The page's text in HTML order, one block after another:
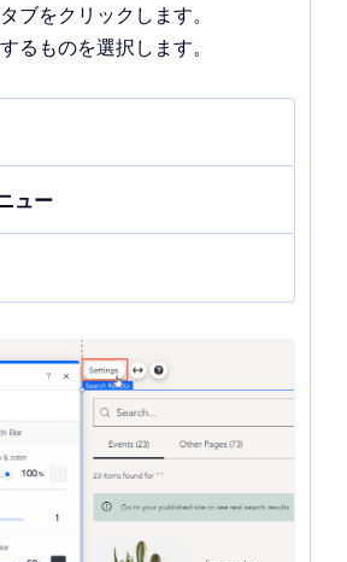
タブをクリックします。
るものを選択します。
ジの検索バーをカスタマイズ
バーを使用すると、訪問者は
ロールすることなく、素早く
をクリックし、以下のオプシ
マイズします：
明度・色：カラーボックス
クして検索バーの背景色を選
ライダーをドラッグして不透
整します。
：スライダーをドラッグし
の太さを調整します。
明度・色
：カラーボックス
ュー
イト内のどこにあったか
、ストア）を表示する検索結
カスタマイズします。
」をクリックし、以下
を使用してカスタマイズしま
フォント・色：カラーボック
ックしてテキストの色を選択
ストフィールドをクリックし
ト、サイズ、書式を調整しま
結果セクションのリストをカ
」をクリックし、以下のオプシ
マイズします：
：該当するテキスト横のカラ
スをクリックして色を選択
ストフィールドをクリックし
ト、サイズ、書式を調整しま